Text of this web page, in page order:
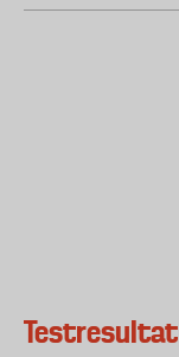
Testresultat